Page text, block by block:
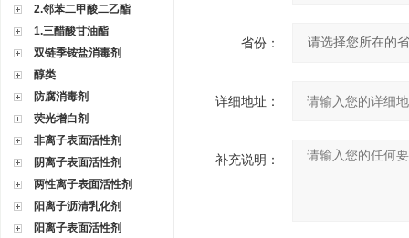
2.邻苯二甲酸二乙酯
1.三醋酸甘油酯
双链季铵盐消毒剂
醇类
防腐消毒剂
荧光增白剂
非离子表面活性剂
阴离子表面活性剂
两性离子表面活性剂
阳离子沥清乳化剂
阳离子表面活性剂
省份：
详细地址：
补充说明：